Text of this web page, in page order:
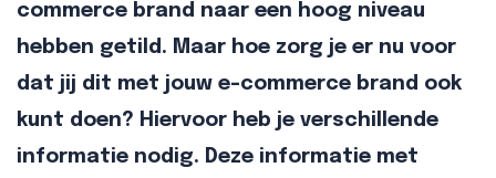
commerce brand naar een hoog niveau
hebben getild. Maar hoe zorg je er nu voor
dat jij dit met jouw e-commerce brand ook
kunt doen? Hiervoor heb je verschillende
informatie nodig. Deze informatie met